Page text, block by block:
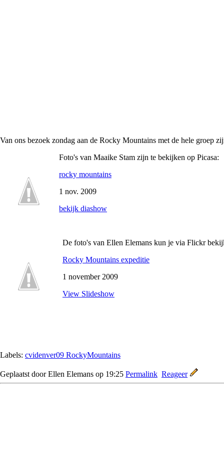
Van ons bezoek zondag aan de Rocky Mountains met de hele groep
Foto's van Maaike Stam zijn te bekijken op Picasa:
rocky mountains
1 nov. 2009
bekijk diashow
De foto's van Ellen Elemans kun je via Flickr
Rocky Mountains expeditie
1 november 2009
View Slideshow
Labels: cvidenver09 RockyMountains
Geplaatst door Ellen Elemans op 19:25 Permalink Reageer